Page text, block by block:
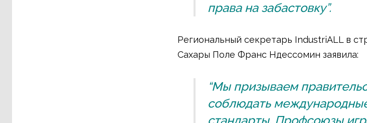
права на забастовку”.
Региональный секретарь IndustriALL в
Сахары Поле Франс Ндессомин заявила:
“Мы призываем
соблюдать